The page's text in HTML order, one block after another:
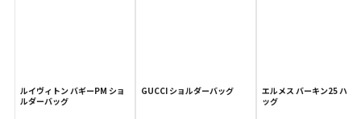
ルイヴィトン バギーPM ショ
ルダーバッグ
GUCCI ショルダーバッグ
エルメス バーキン25 ハンドバ
ッグ